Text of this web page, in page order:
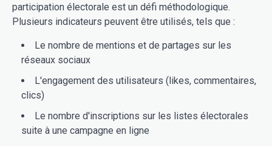
participation électorale est un défi méthodologique.
Plusieurs indicateurs peuvent être utilisés, tels que :
Le nombre de mentions et de partages sur les
réseaux sociaux
L'engagement des utilisateurs (likes, commentaires,
clics)
Le nombre d'inscriptions sur les listes électorales
suite à une campagne en ligne